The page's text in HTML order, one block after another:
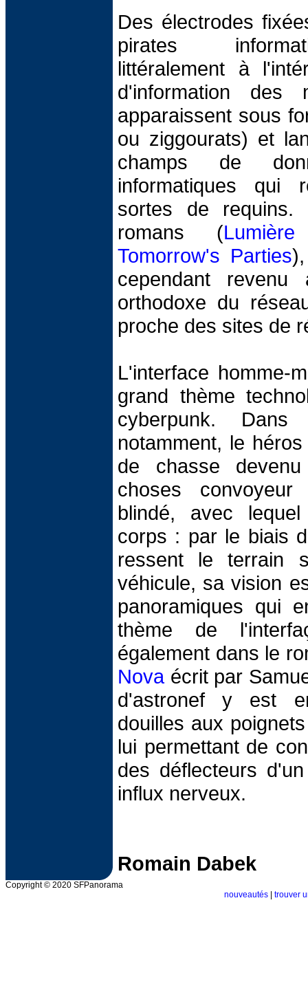
Des électrodes
pirates
littéralement à
d'information des
apparaissent sous
ou ziggourats) et
champs de
informatiques qui
sortes de requins.
romans (
Tomorrow's Parties
cependant
orthodoxe du
proche des sites de
L'interface homme-
grand thème
cyberpunk.
notamment, le
de chasse
choses
blindé, avec
corps : par le biais
ressent le terrain
véhicule, sa vision
panoramiques qui
thème de
également dans le
Novaécrit par
d'astronef y est
douilles aux
lui permettant de
des déflecteurs
influx nerveux.
Romain Dabek
Copyright © 2020 SFPanorama
nouveautés
trouver